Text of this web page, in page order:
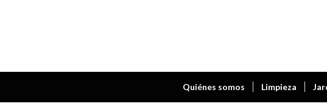
Quiénes somos Limpieza